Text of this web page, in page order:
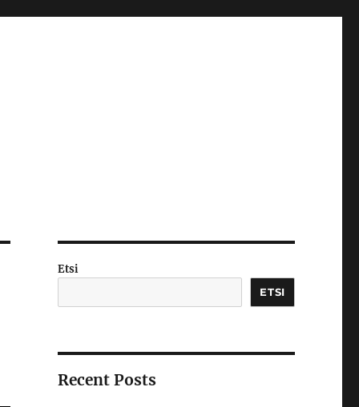
Etsi
ETSI
Recent Posts